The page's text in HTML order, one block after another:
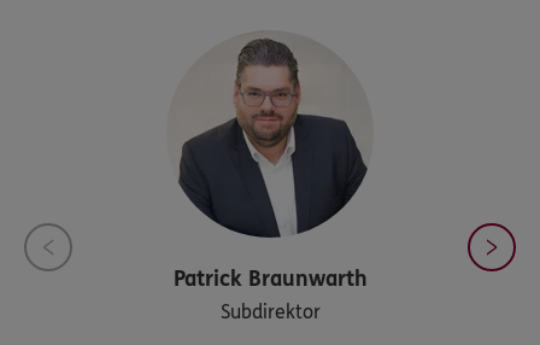
Patrick Braunwarth
Subdirektor